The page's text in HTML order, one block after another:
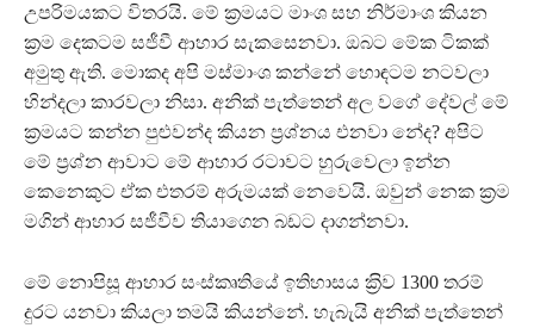
උපරිමයකට විතරයි. මේ ක‍්‍රමයට මාංශ සහ නිර්මාංශ කියන
ක‍්‍රම දෙකටම සජීවී ආහාර සැකසෙනවා. ඔබට මේක ටිකක්
අමුතු ඇති. මොකද අපි මස්මාංශ කන්නේ හොඳටම නටවලා
හින්දලා කාරවලා නිසා. අනික් පැත්තෙන් අල වගේ දේවල් මේ
ක‍්‍රමයට කන්න පුළුවන්ද කියන ප‍්‍රශ්නය එනවා නේද? අපිට
මේ ප‍්‍රශ්න ආවාට මේ ආහාර රටාවට හුරුවෙලා ඉන්න
කෙනෙකුට ඒක එතරම් අරුමයක් නෙවෙයි. ඔවුන් නෙක ක‍්‍රම
මගින් ආහාර සජීවීව තියාගෙන බඩට දාගන්නවා.
මේ නොපිසූ ආහාර සංස්කෘතියේ ඉතිහාසය ක‍්‍රිව 1300 තරම්
දුරට යනවා කියලා තමයි කියන්නේ. හැබැයි අනික් පැත්තෙන්